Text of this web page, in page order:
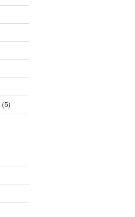
(5)